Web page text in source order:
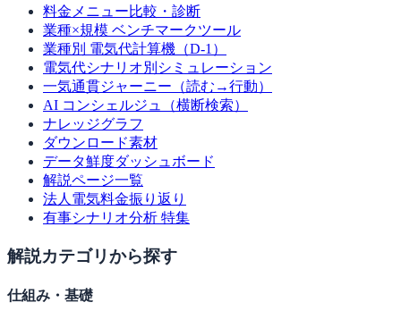
料金メニュー比較・診断
業種×規模 ベンチマークツール
業種別 電気代計算機（D-1）
電気代シナリオ別シミュレーション
一気通貫ジャーニー（読む→行動）
AI コンシェルジュ（横断検索）
ナレッジグラフ
ダウンロード素材
データ鮮度ダッシュボード
解説ページ一覧
法人電気料金振り返り
有事シナリオ分析 特集
解説カテゴリから探す
仕組み・基礎